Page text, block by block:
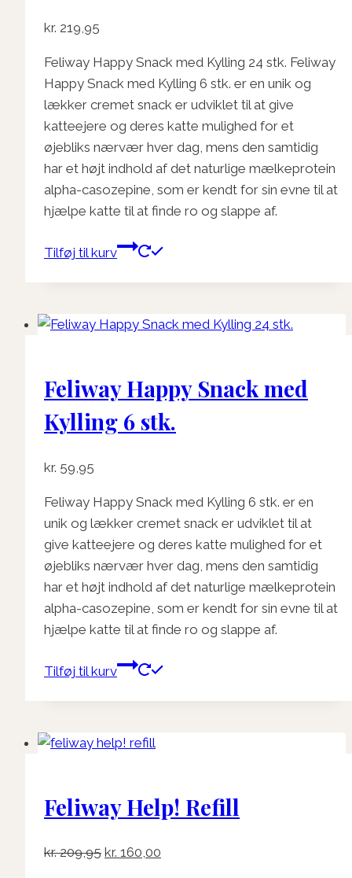
kr. 219,95
Feliway Happy Snack med Kylling 24 stk. Feliway
Happy Snack med Kylling 6 stk. er en unik og
lækker cremet snack er udviklet til at give
katteejere og deres katte mulighed for et
øjebliks nærvær hver dag, mens den samtidig
har et højt indhold af det naturlige mælkeprotein
alpha-casozepine, som er kendt for sin evne til at
hjælpe katte til at finde ro og slappe af.
Tilføj til kurv
Feliway Happy Snack med
Kylling 6 stk.
kr. 59,95
Feliway Happy Snack med Kylling 6 stk. er en
unik og lækker cremet snack er udviklet til at
give katteejere og deres katte mulighed for et
øjebliks nærvær hver dag, mens den samtidig
har et højt indhold af det naturlige mælkeprotein
alpha-casozepine, som er kendt for sin evne til at
hjælpe katte til at finde ro og slappe af.
Tilføj til kurv
Feliway Help! Refill
kr.209,95 Den
kr. 160,00